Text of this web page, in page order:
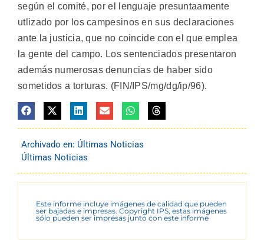
según el comité, por el lenguaje presuntaamente
utlizado por los campesinos en sus declaraciones
ante la justicia, que no coincide con el que emplea
la gente del campo. Los sentenciados presentaron
además numerosas denuncias de haber sido
sometidos a torturas. (FIN/IPS/mg/dg/ip/96).
Archivado en: Últimas Noticias
Últimas Noticias
Este informe incluye imágenes de calidad que pueden
ser bajadas e impresas. Copyright IPS, estas imágenes
sólo pueden ser impresas junto con este informe